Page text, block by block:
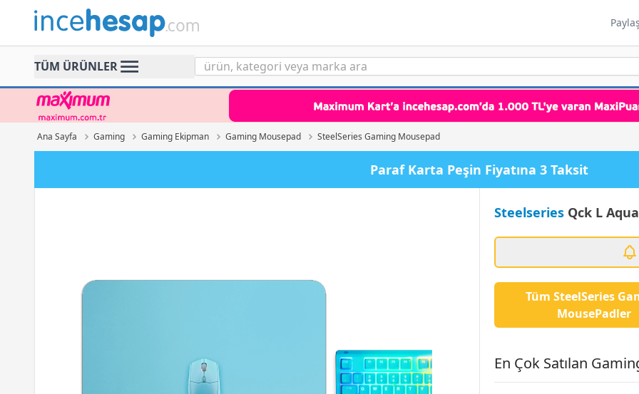
Incehesap
TÜM ÜRÜNLER
Ana Sayfa Gaming Gaming Ekipman Gaming Mousepad SteelSeries Gaming Mousepad
Paraf Karta Peşin Fiyatına 3 Taksit
SteelseriesQck L
Tüm SteelSeries
MousePadler
En Çok Satılan